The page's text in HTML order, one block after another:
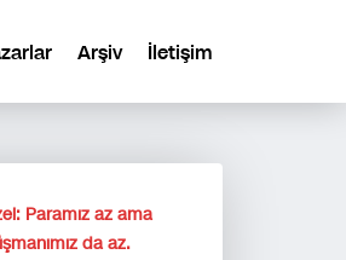
Arşiv İletişim
Paramız az ama
da az.